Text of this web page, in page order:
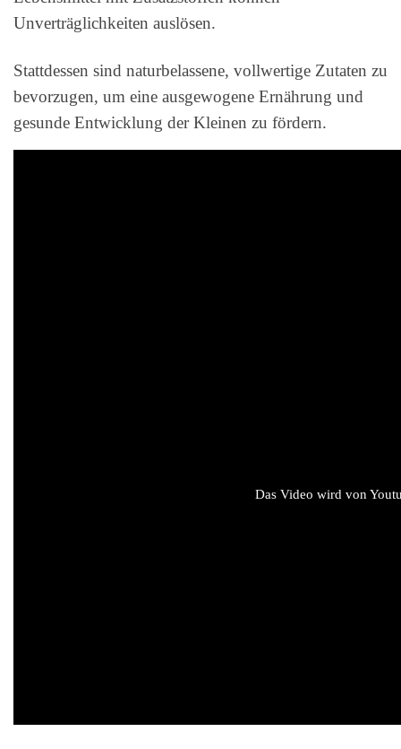
Unverträglichkeiten auslösen.
Stattdessen sind naturbelassene, vollwertige Zutaten zu
bevorzugen, um eine ausgewogene Ernährung und
gesunde Entwicklung der Kleinen zu fördern.
Das Video wird von